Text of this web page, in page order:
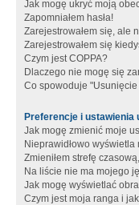
Jak mogę ukryć moją
Zapomniałem hasła!
Zarejestrowałem się, ale
Zarejestrowałem się
Czym jest COPPA?
Dlaczego nie mogę się
Co spowoduje
Preferencje i ustawienia
Jak mogę zmienić moje
Nieprawidłowo
Zmieniłem strefę
Na liście nie ma mojego
Jak mogę wyświetlać
Czym jest moja ranga i